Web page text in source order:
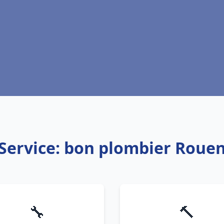
bon plombier
🔧 🔨